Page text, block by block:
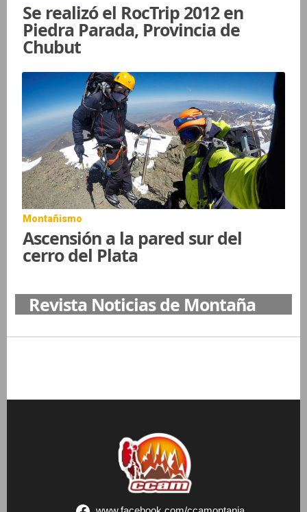
Se realizó el RocTrip 2012 en
Piedra Parada, Provincia de
Chubut
Montañismo
Ascensión a la pared sur del
cerro del Plata
Revista Noticias de Montaña